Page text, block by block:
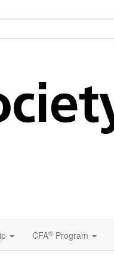
CFA® Program